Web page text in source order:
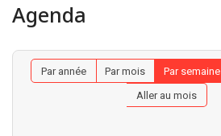
Agenda
Par année Par mois Par semaine
Aller au mois